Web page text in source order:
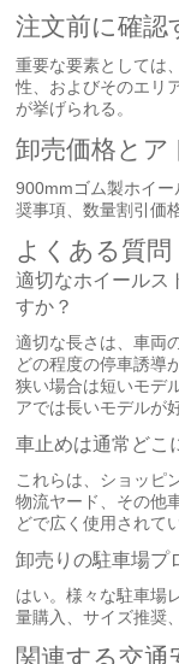
注文前に確認
重要な要素としては
性、およびそのエリ
が挙げられる。
卸売価格とア
900mmゴム製ホイ
奨事項、数量割引価
よくある質問
適切なホイールス
すか？
適切な長さは、車両
どの程度の停車誘導
狭い場合は短いモデ
アでは長いモデルが
車止めは通常どこ
これらは、ショッピ
物流ヤード、その他
どで広く使用されて
卸売りの駐車場プ
はい。様々な駐車場
量購入、サイズ推奨
関連する交通